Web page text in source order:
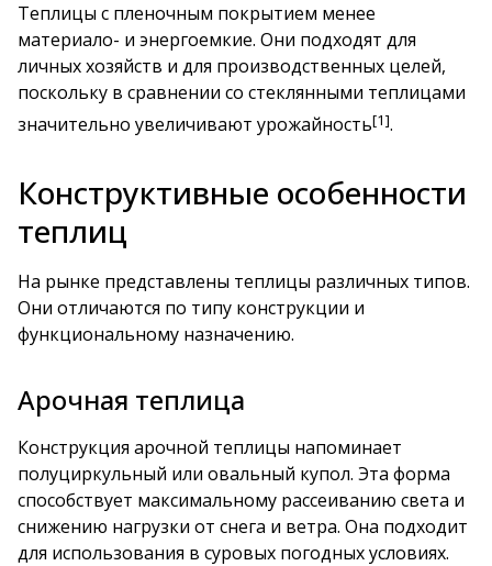
Теплицы с пленочным покрытием менее
материало- и энергоемкие. Они подходят для
личных хозяйств и для производственных целей,
поскольку в сравнении со стеклянными теплицами
значительно увеличивают урожайность[1].
Конструктивные особенности
теплиц
На рынке представлены теплицы различных типов.
Они отличаются по типу конструкции и
функциональному назначению.
Арочная теплица
Конструкция арочной теплицы напоминает
полуциркульный или овальный купол. Эта форма
способствует максимальному рассеиванию света и
снижению нагрузки от снега и ветра. Она подходит
для использования в суровых погодных условиях.